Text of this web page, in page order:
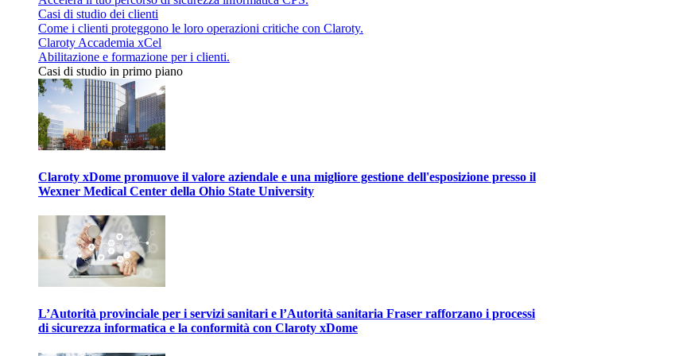
Casi di studio dei clienti
Come i clienti proteggono le loro operazioni critiche con Claroty.
Claroty Accademia xCel
Abilitazione e formazione per i clienti.
Casi di studio in primo piano
Claroty xDome promuove il valore aziendale e una migliore gestione dell'esposizione presso il
Wexner Medical Center della Ohio State University
L’Autorità provinciale per i servizi sanitari e l’Autorità sanitaria Fraser rafforzano i processi
di sicurezza informatica e la conformità con Claroty xDome